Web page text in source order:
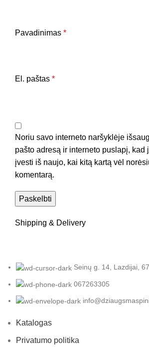
Pavadinimas *
El. paštas *
Noriu savo interneto naršyklėje
pašto adresą ir interneto puslapį, kad
įvesti iš naujo, kai kitą kartą vėl
komentarą.
Shipping & Delivery
Seinų g. 14, Lazdijai,
067263305
Katalogas
Privatumo politika